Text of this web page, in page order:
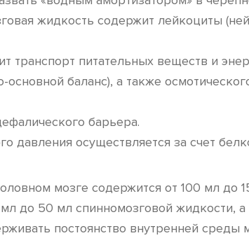
жидкость содержит лейкоциты
транспорт питательных веществ и
баланс), а также
барьера.
давления осуществляется за счет
мозге содержится от 100 мл
до 50 мл спинномозговой жидкости,
постоянство внутренней среды